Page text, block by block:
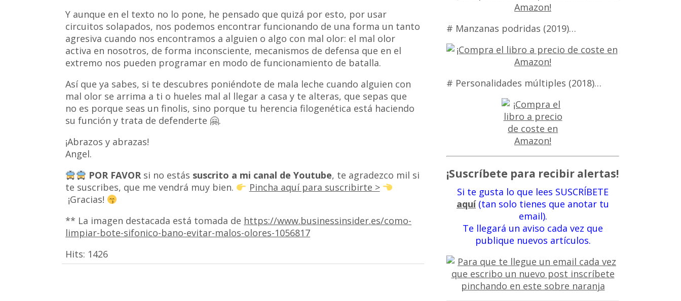
Y aunque en el texto no lo pone, he pensado que quizá por esto, por usar
circuitos solapados, nos podemos encontrar funcionando de una forma un tanto
agresiva cuando nos encontramos a alguien o algo con mal olor: el mal olor
activa en nosotros, de forma inconsciente, mecanismos de defensa que en el
extremo nos pueden programar en modo de funcionamiento de batalla.
Así que ya sabes, si te descubres poniéndote de mala leche cuando alguien con
mal olor se arrima a ti o hueles mal al llegar a casa y te alteras, que sepas que
no es porque seas un finolis, sino porque tu herencia filogenética está haciendo
su función y trata de defenderte 🤗.
¡Abrazos y abrazas!
Angel.
POR FAVOR si no estás suscrito a mi canal de Youtube, te agradezco mil si
te suscribes, que me vendrá muy bien.
Pincha aquí para suscribirte >
¡Gracias!
** La imagen destacada está tomada de https://www.businessinsider.es/como-
limpiar-bote-sifonico-bano-evitar-malos-olores-1056817
Hits: 1426
# Manzanas podridas (2019)…
# Personalidades múltiples (2018)…
¡Suscríbete para recibir alertas!
Si te gusta lo que lees SUSCRÍBETE
aquí(tan solo tienes que anotar tu
email).
Te llegará un aviso cada vez que
publique nuevos artículos.